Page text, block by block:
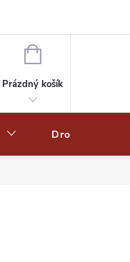
NÁKUPNÍ
Prázdný košík
Drogerie